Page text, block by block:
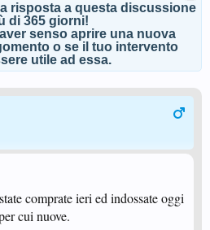
risposta a questa discussione
di 365 giorni!
senso aprire una nuova
o se il tuo intervento
utile ad essa.
comprate ieri ed indossate oggi
cui nuove.